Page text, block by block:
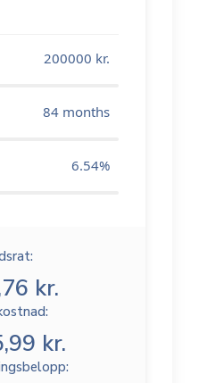
200000 kr.
84 months
6.54%
kr.
kr.